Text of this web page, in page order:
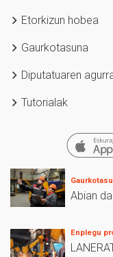
Etorkizun hobea
Gaurkotasuna
Diputatuaren
Tutorialak
Abian
Enplegu